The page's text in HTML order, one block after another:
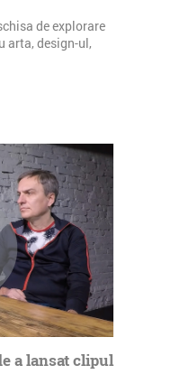
de explorare
arta, design-ul,
a lansat clipul